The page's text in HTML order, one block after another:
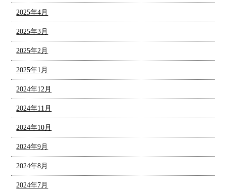
2025年4月
2025年3月
2025年2月
2025年1月
2024年12月
2024年11月
2024年10月
2024年9月
2024年8月
2024年7月